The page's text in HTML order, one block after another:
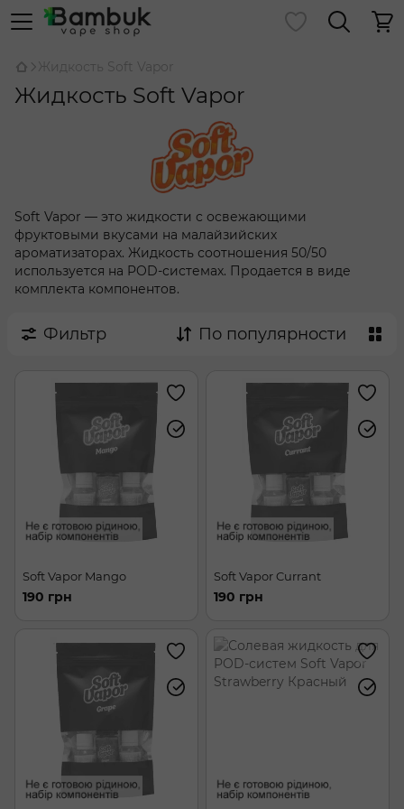
Жидкость Soft Vapor
Жидкость Soft Vapor
Soft Vapor — это жидкости с освежающими
фруктовыми вкусами на малайзийских
ароматизаторах. Жидкость соотношения 50/50
используется на POD-системах. Продается в виде
комплекта компонентов.
Фильтр По популярности
Soft Vapor Mango
190 грн
Soft Vapor Currant
190 грн